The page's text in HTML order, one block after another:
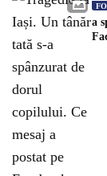
a